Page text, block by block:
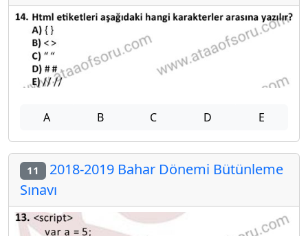
A B C D E
11 2018-2019 Bahar Dönemi Bütünleme
Sınavı